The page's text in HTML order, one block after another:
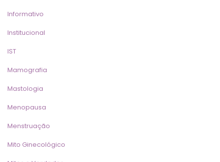
Informativo
Institucional
IST
Mamografia
Mastologia
Menopausa
Menstruação
Mito Ginecológico